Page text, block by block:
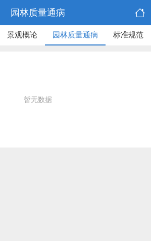
园林质量通病
景观概论 园林质量通病 标准规范
暂无数据